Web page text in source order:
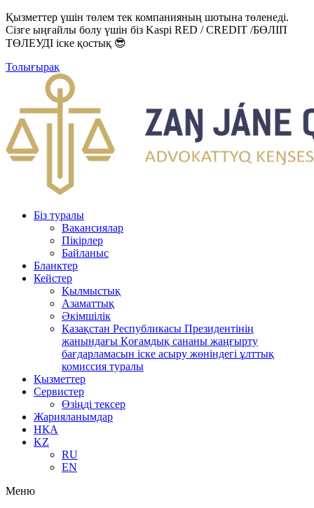
Қызметтер үшін төлем тек компанияның шотына төленеді.
Сізге ыңғайлы болу үшін біз Kaspi RED / CREDIT /БӨЛІП
ТӨЛЕУДІ іске қостық 😎
Толығырақ
Біз туралы
Вакансиялар
Пікірлер
Байланыс
Бланктер
Кейстер
Қылмыстық
Азаматтық
Әкімшілік
Қазақстан Республикасы Президентінің
жанындағы Қоғамдық сананы жаңғырту
бағдарламасын іске асыру жөніндегі ұлттық
комиссия туралы
Қызметтер
Сервистер
Өзіңді тексер
Жарияланымдар
НҚА
KZ
RU
EN
Меню